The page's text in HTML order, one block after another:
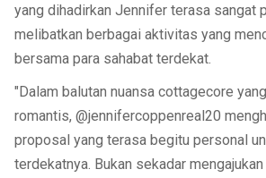
yang dihadirkan Jennifer terasa sangat
melibatkan berbagai aktivitas yang
bersama para sahabat terdekat.
"Dalam balutan nuansa cottagecore
romantis, @jennifercoppenreal20
proposal yang terasa begitu personal
terdekatnya. Bukan sekadar mengajukan